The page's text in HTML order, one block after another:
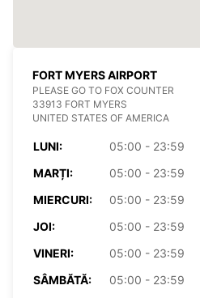
FORT MYERS AIRPORT
PLEASE GO TO FOX COUNTER
33913 FORT MYERS
UNITED STATES OF AMERICA
LUNI:
05:00 - 23:59
MARȚI:
05:00 - 23:59
MIERCURI:
05:00 - 23:59
JOI:
05:00 - 23:59
VINERI:
05:00 - 23:59
SÂMBĂTĂ:
05:00 - 23:59